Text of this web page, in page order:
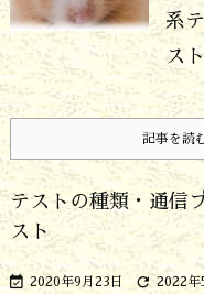
系
ス
記事を読
テストの種類・通信
スト
 2020年9月23日  2022年